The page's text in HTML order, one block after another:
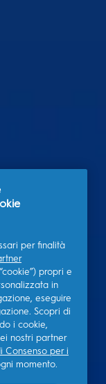
per finalità
propri e
in
eseguire
Scopri di
i cookie,
nostri partner
Consenso per i
momento.